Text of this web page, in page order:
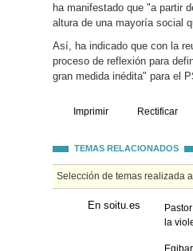
ha manifestado que "a partir
altura de una mayoría social
Así, ha indicado que con la
proceso de reflexión para
gran medida inédita" para el
Imprimir Rectificar
TEMAS RELACIONADOS
Selección de temas realizada
En soitu.es
la